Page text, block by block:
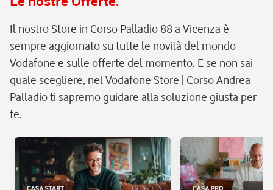
Il nostro Store in Corso Palladio 88 a Vicenza è
sempre aggiornato su tutte le novità del mondo
Vodafone e sulle offerte del momento. E se non sai
quale scegliere, nel Vodafone Store | Corso Andrea
Palladio ti sapremo guidare alla soluzione giusta per
te.